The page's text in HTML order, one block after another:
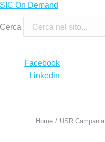
SIC On Demand
Cerca
Facebook
Linkedin
Tu sei qui:
Home USR Campania